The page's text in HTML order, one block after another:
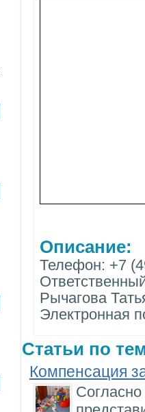
Описание:
Телефон: +7
Рычагова
Электронная
Статьи по
Компенсация